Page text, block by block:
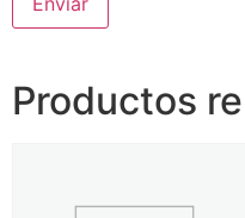
Productos